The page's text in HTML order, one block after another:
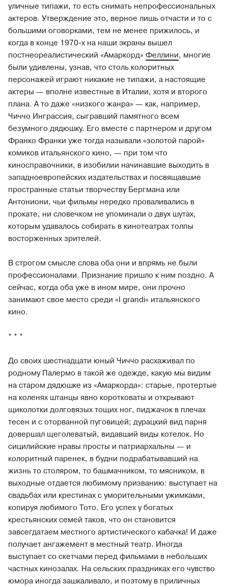
уличные типажи, то есть снимать непрофессиональных
актеров. Утверждение это, верное лишь отчасти и то с
большими оговорками, тем не менее прижилось, и
когда в конце 1970-х на наши экраны вышел
постнеореалистический «Амаркорд» Феллини, многие
были удивлены, узнав, что столь колоритных
персонажей играют никакие не типажи, а настоящие
актеры — вполне известные в Италии, хотя и второго
плана. А то даже «низкого жанра» — как, например,
Чиччо Инграссия, сыгравший памятного всем
безумного дядюшку. Его вместе с партнером и другом
Франко Франки уже тогда называли «золотой парой»
комиков итальянского кино, — при том что
киносправочники, в изобилии начинавшие выходить в
западноевропейских издательствах и посвящавшие
пространные статьи творчеству Бергмана или
Антониони, чьи фильмы нередко проваливались в
прокате, ни словечком не упоминали о двух шутах,
которым удавалось собирать в кинотеатрах толпы
восторженных зрителей.
В строгом смысле слова оба они и впрямь не были
профессионалами. Признание пришло к ним поздно. А
сейчас, когда оба уже в ином мире, они прочно
занимают свое место среди «I grandi» итальянского
кино.
* * *
До своих шестнадцати юный Чиччо расхаживал по
родному Палермо в такой же одежде, какую мы видим
на старом дядюшке из «Амаркорда»: старые, протертые
на коленях штанцы явно коротковаты и открывают
щиколотки долговязых тощих ног, пиджачок в плечах
тесен и с оторванной пуговицей; дурацкий вид парня
довершал щеголеватый, видавший виды котелок. Но
сицилийские нравы просты и патриархальны — и
колоритный паренек, в будни подрабатывавший на
жизнь то столяром, то башмачником, то мясником, в
выходные отдается любимому призванию: выступает на
свадьбах или крестинах с уморительными ужимками,
копируя любимого Тото. Его успех у богатых
крестьянских семей таков, что он становится
завсегдатаем местного артистического кабачка! И даже
получает ангажемент в местный театр. Иногда
выступает со скетчами перед фильмами в небольших
частных кинозалах. На сельских праздниках его чувство
юмора иногда зашкаливало, и поэтому в приличных